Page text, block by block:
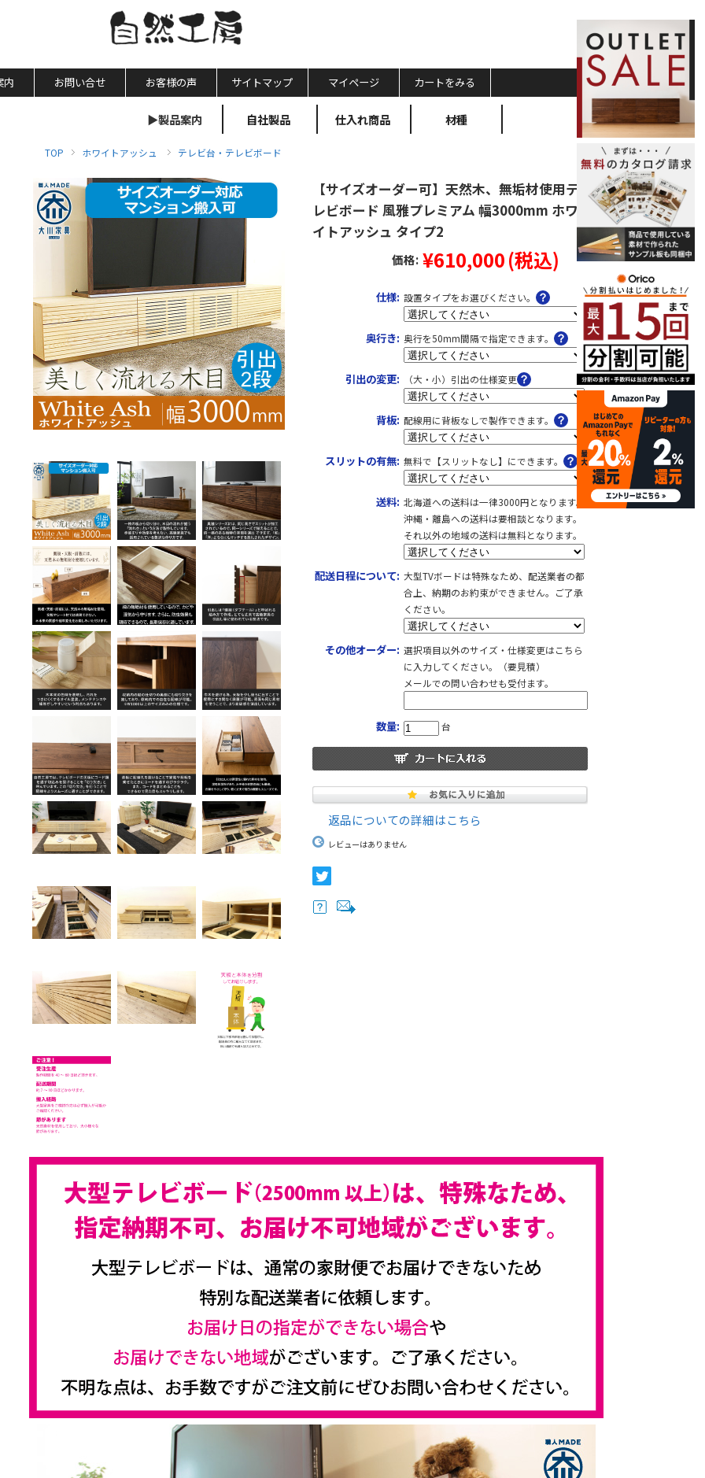
内 お問い合せ お客様の声 サイトマップ マイページ カートをみる
▶製品案内 自社製品 仕入れ商品 材種
TOP ホワイトアッシュ テレビ台・テレビボード
【サイズオーダー可】天然木、無垢材使用テ
レビボード 風雅プレミアム 幅3000mm ホワ
イトアッシュ タイプ2
価格: ¥610,000(税込)
仕様: 設置タイプをお選びください。
奥行き: 奥行を50mm間隔で指定できます。
引出の変更: （大・小）引出の仕様変更
背板: 配線用に背板なしで製作できます。
スリットの有無: 無料で【スリットなし】にできます。
送料: 北海道への送料は一律3000円となります。
沖縄・離島への送料は要相談となります。
それ以外の地域の送料は無料となります。
配送日程について: 大型TVボードは特殊なため、配送業者の都
合上、納期のお約束ができません。ご了承
ください。
その他オーダー: 選択項目以外のサイズ・仕様変更はこちら
に入力してください。（要見積）
メールでの問い合わせも受付ます。
数量: 台
返品についての詳細はこちら
レビューはありません